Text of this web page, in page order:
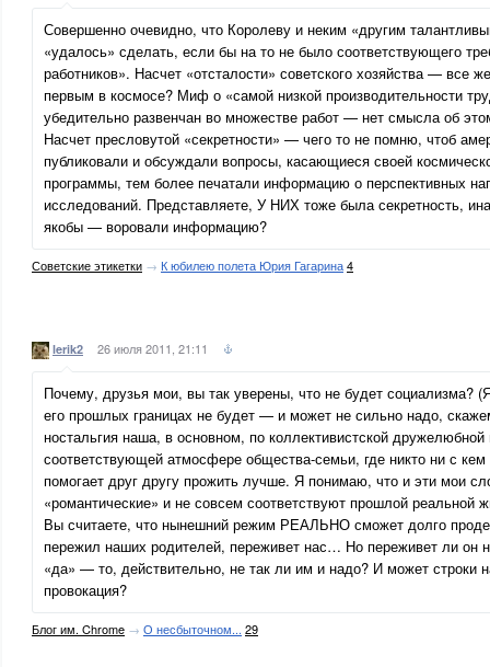
Совершенно очевидно, что Королеву и неким «другим
«удалось» сделать, если бы на то не было соответствующего
работников». Насчет «отсталости» советского хозяйства — все
первым в космосе? Миф о «самой низкой производительности
убедительно развенчан во множестве работ — нет смысла об
Насчет пресловутой «секретности» — чего то не помню, чтоб
публиковали и обсуждали вопросы, касающиеся своей
программы, тем более печатали информацию о перспективных
исследований. Представляете, У НИХ тоже была секретность,
якобы — воровали информацию?
Советские этикетки → К юбилею полета Юрия Гагарина4
lerik2 26 июля 2011, 21:11
Почему, друзья мои, вы так уверены, что не будет
его прошлых границах не будет — и может не сильно надо,
ностальгия наша, в основном, по коллективистской дружелюбной
соответствующей атмосфере общества-семьи, где никто ни с
помогает друг другу прожить лучше. Я понимаю, что и эти мои
«романтические» и не совсем соответствуют прошлой реальной
Вы считаете, что нынешний режим РЕАЛЬНО сможет долго
пережил наших родителей, переживет нас… Но переживет ли он
«да» — то, действительно, не так ли им и надо? И может строки
провокация?
Блог им. Chrome → О несбыточном... 29